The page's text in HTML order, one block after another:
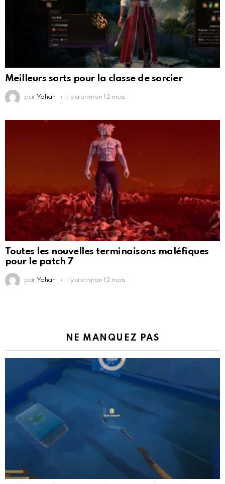
Meilleurs sorts pour la classe de sorcier
par Yohan il y a environ 12 mois
Toutes les nouvelles terminaisons maléfiques
pour le patch 7
par Yohan il y a environ 12 mois
NE MANQUEZ PAS